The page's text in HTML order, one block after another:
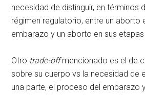
necesidad de distinguir, en términos
régimen regulatorio, entre un aborto
embarazo y un aborto en sus
Otro trade-offmencionado es el de
sobre su cuerpo vs la necesidad de
una parte, el proceso del embarazo